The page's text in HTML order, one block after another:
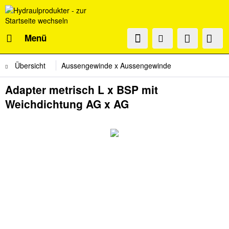
Menü
Übersicht Aussengewinde x Aussengewinde
Adapter metrisch L x BSP mit
Weichdichtung AG x AG